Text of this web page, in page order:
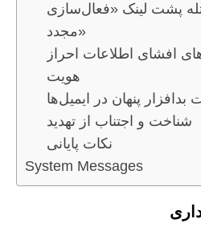
پشت لینک «فعال‌سازی
مجدد»
افشای اطلاعات احراز
هویت
پنهان در ایمیل‌ها
شناخت و اجتناب از تهدید
نکات پایانی
System Messages